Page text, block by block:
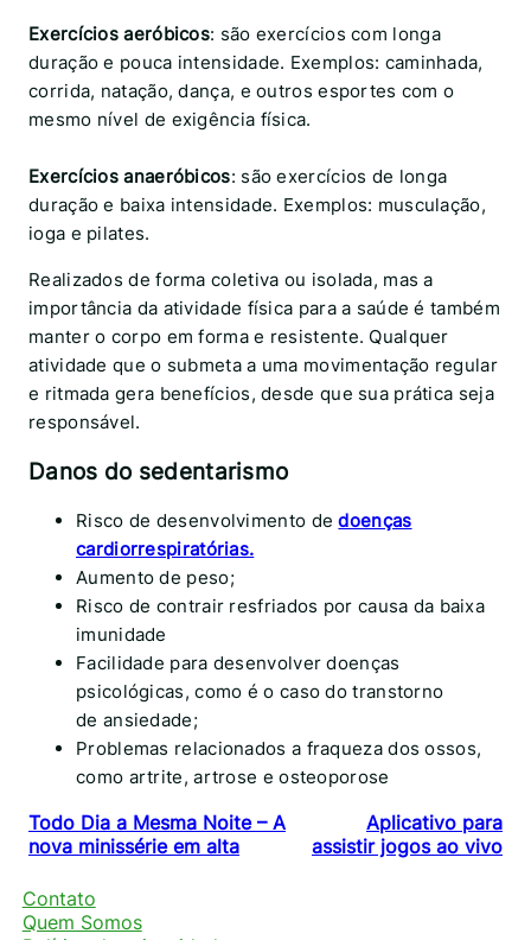
Exercícios aeróbicos: são exercícios com longa
duração e pouca intensidade. Exemplos: caminhada,
corrida, natação, dança, e outros esportes com o
mesmo nível de exigência física.
Exercícios anaeróbicos: são exercícios de longa
duração e baixa intensidade. Exemplos: musculação,
ioga e pilates.
Realizados de forma coletiva ou isolada, mas a
importância da atividade física para a saúde é também
manter o corpo em forma e resistente. Qualquer
atividade que o submeta a uma movimentação regular
e ritmada gera benefícios, desde que sua prática seja
responsável.
Danos do sedentarismo
Risco de desenvolvimento dedoenças
cardiorrespiratórias.
Aumento de peso;
Risco de contrair resfriados por causa da baixa
imunidade
Facilidade para desenvolver doenças
psicológicas, como é o caso do transtorno
de ansiedade;
Problemas relacionados a fraqueza dos ossos,
como artrite, artrose e osteoporose
Todo Dia a Mesma Noite – A
nova minissérie em alta
Aplicativo para
assistir jogos ao vivo
Contato
Quem Somos